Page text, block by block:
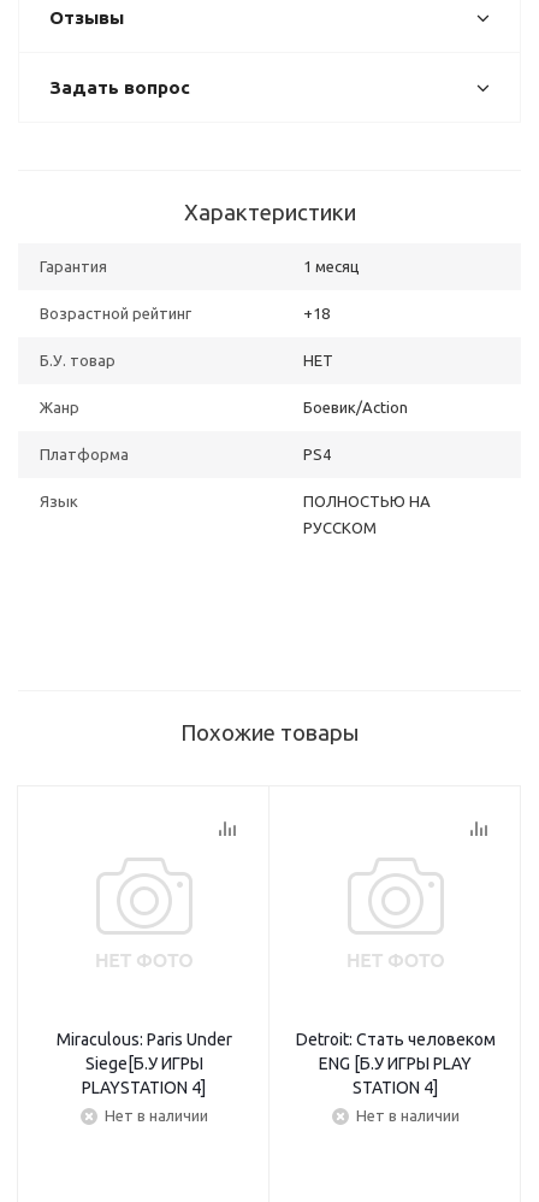
Отзывы
Задать вопрос
Характеристики
Гарантия 1 месяц
Возрастной рейтинг +18
Б.У. товар НЕТ
Жанр Боевик/Action
Платформа PS4
Язык
ПОЛНОСТЬЮ НА
РУССКОМ
Похожие товары
Miraculous: Paris Under
Siege[Б.У ИГРЫ
PLAYSTATION 4]
Нет в наличии
Detroit: Стать человеком
ENG [Б.У ИГРЫ PLAY
STATION 4]
Нет в наличии